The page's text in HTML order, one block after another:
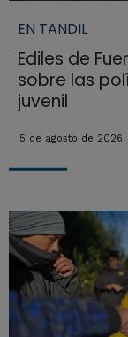
EN TANDIL
Ediles de
sobre las
juvenil
5 de agosto de 2026